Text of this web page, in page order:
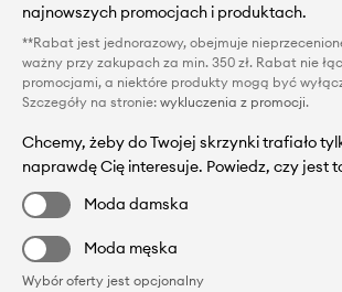
najnowszych promocjach i produktach.
**Rabat jest jednorazowy, obejmuje
ważny przy zakupach za min. 350 zł. Rabat nie
promocjami, a niektóre produkty mogą być
Szczegóły na stronie: wykluczenia z promocji.
Chcemy, żeby do Twojej skrzynki trafiało
naprawdę Cię interesuje. Powiedz, czy jest
Moda damska
Moda męska
Wybór oferty jest opcjonalny